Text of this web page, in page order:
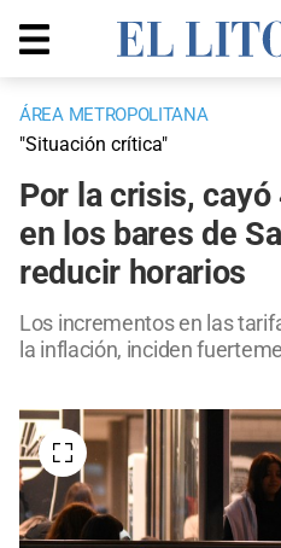
ÁREA METROPOLITANA
"Situación crítica"
Por la crisis, cayó
en los bares de
reducir horarios
Los incrementos en las
la inflación, inciden